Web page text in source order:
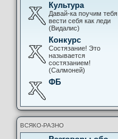
Культура
Давай-ка поучим тебя
вести себя как леди
(Видалис)
Конкурс
Состязание! Это
называется
состязанием!
(Салмоней)
ФБ
ВСЯКО-РАЗНО